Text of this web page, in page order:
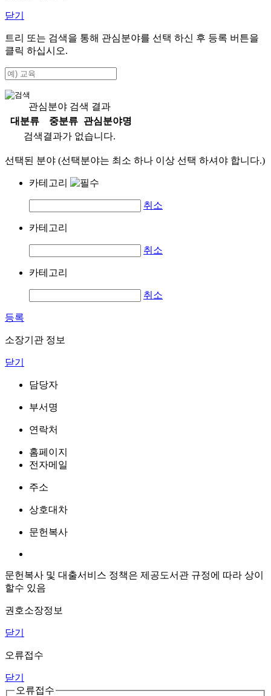
닫기
트리 또는 검색을 통해 관심분야를 선택 하신 후 등록 버튼을
클릭 하십시오.
관심분야 검색 결과
대분류
중분류
관심분야명
검색결과가 없습니다.
선택된 분야 (선택분야는 최소 하나 이상 선택 하셔야 합니다.)
카테고리
취소
카테고리
취소
카테고리
취소
등록
소장기관 정보
닫기
담당자
부서명
연락처
홈페이지
전자메일
주소
상호대차
문헌복사
문헌복사 및 대출서비스 정책은 제공도서관 규정에 따라 상이
할수 있음
권호소장정보
닫기
오류접수
닫기
오류접수